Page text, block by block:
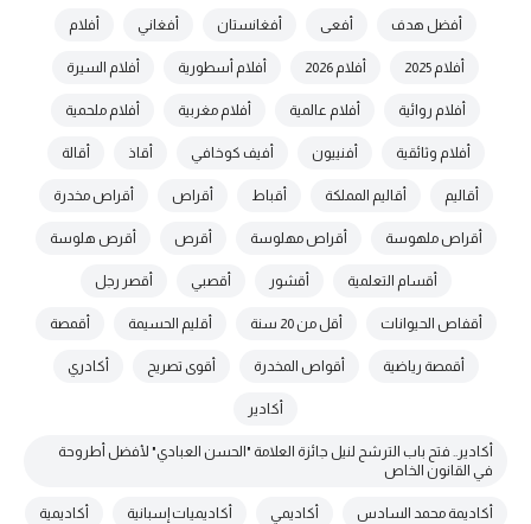
أفضل هدف أفعى أفغانستان أفغاني أفلام
أفلام 2025 أفلام 2026 أفلام أسطورية أفلام السيرة
أفلام روائية أفلام عالمية أفلام مغربية أفلام ملحمية
أفلام وثائقية أفنييون أفيف كوخافي أقاذ أقالة
أقاليم أقاليم المملكة أقباط أقراص أقراص مخدرة
أقراص ملهوسة أقراص مهلوسة أقرص أقرص هلوسة
أقسام التعلمية أقشور أقصبي أقصر رجل
أقفاص الحيوانات أقل من 20 سنة أقليم الحسيمة أقمصة
أقمصة رياضية أقواص المخدرة أقوى تصريح أكادري
أكادير
أكادير.. فتح باب الترشح لنيل جائزة العلامة "الحسن العبادي" لأفضل أطروحة
في القانون الخاص
أكاديمة محمد السادس أكاديمي أكاديميات إسبانية أكاديمية